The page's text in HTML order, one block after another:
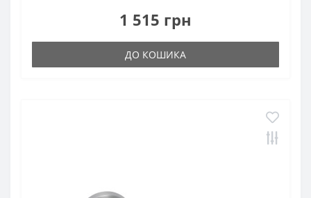
1 515 грн
ДО КОШИКА